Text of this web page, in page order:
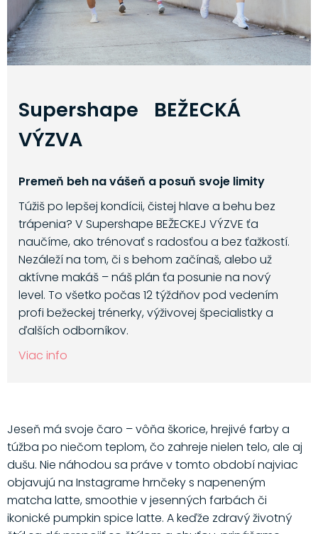
Supershape BEŽECKÁ
VÝZVA
Premeň beh na vášeň a posuň svoje limity
Túžiš po lepšej kondícii, čistej hlave a behu bez
trápenia? V Supershape BEŽECKEJ VÝZVE ťa
naučíme, ako trénovať s radosťou a bez ťažkostí.
Nezáleží na tom, či s behom začínaš, alebo už
aktívne makáš – náš plán ťa posunie na nový
level. To všetko počas 12 týždňov pod vedením
profi bežeckej trénerky, výživovej špecialistky a
ďalších odborníkov.
Viac info
Jeseň má svoje čaro – vôňa škorice, hrejivé farby a
túžba po niečom teplom, čo zahreje nielen telo, ale aj
dušu. Nie náhodou sa práve v tomto období najviac
objavujú na Instagrame hrnčeky s napeneným
matcha latte, smoothie v jesenných farbách či
ikonické pumpkin spice latte. A keďže zdravý životný